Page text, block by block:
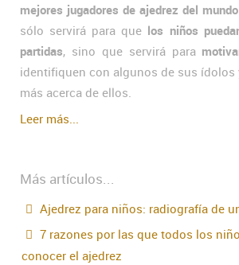
mejores jugadores de ajedrez del
sólo servirá para que los niños
partidas, sino que servirá para
identifiquen con algunos de sus ídolos
más acerca de ellos.
Leer más...
Más artículos...
Ajedrez para niños: radiografía de
7 razones por las que todos los
conocer el ajedrez